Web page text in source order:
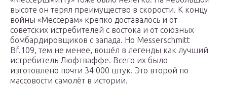
высоте он терял преимущество в скорости. К концу
войны «Мессерам» крепко доставалось и от
советских истребителей с востока и от союзных
бомбардировщиков с запада. Но Messerschmitt
Bf.109, тем не менее, вошёл в легенды как лучший
истребитель Люфтваффе. Всего их было
изготовлено почти 34 000 штук. Это второй по
массовости самолёт в истории.